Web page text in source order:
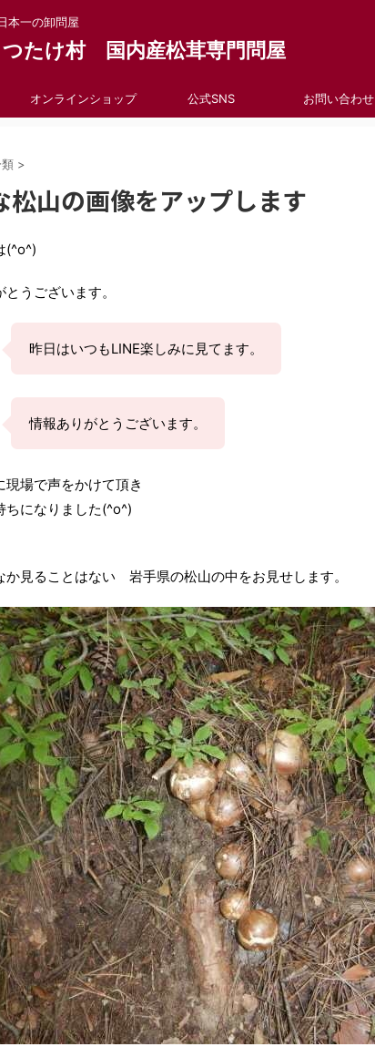
本一の卸問屋
つたけ村 国内産松茸専門問屋
オンラインショップ 公式SNS お問い合わせ
>
松山の画像をアップします
(^o^)
うございます。
昨日はいつもLINE楽しみに見てます。
情報ありがとうございます。
現場で声をかけて頂き
ちになりました(^o^)
か見ることはない 岩手県の松山の中をお見せします。